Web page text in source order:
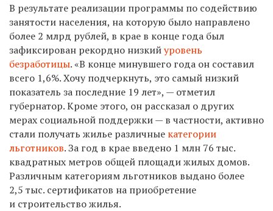
В результате реализации программы по содействию
занятости населения, на которую было направлено
более 2 млрд рублей, в крае в конце года был
зафиксирован рекордно низкийуровень
безработицы. «В конце минувшего года он составил
всего 1,6%. Хочу подчеркнуть, это самый низкий
показатель за последние 19 лет», — отметил
губернатор. Кроме этого, он рассказал о других
мерах социальной поддержки — в частности, активно
стали получать жилье различные категории
льготников. За год в крае введено 1 млн 76 тыс.
квадратных метров общей площади жилых домов.
Различным категориям льготников выдано более
2,5 тыс. сертификатов на приобретение
и строительство жилья.